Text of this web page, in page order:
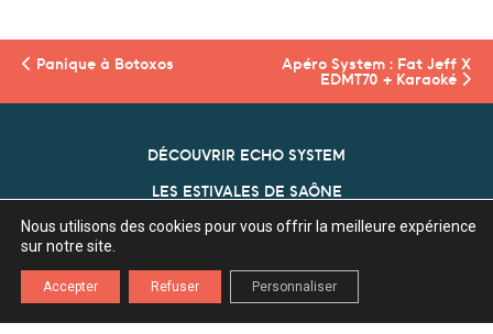
Panique à Botoxos Apéro System : Fat Jeff X
EDMT70 + Karaoké
DÉCOUVRIR ECHO SYSTEM
LES ESTIVALES DE SAÔNE
NOS PARTENAIRES
ECHO SYSTEM
Association Echo System
Nous utilisons des cookies pour vous offrir la meilleure expérience
sur notre site.
Accepter Refuser Personnaliser